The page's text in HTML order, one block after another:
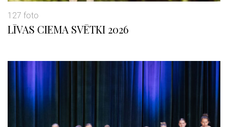
127 foto
LĪVAS CIEMA SVĒTKI 2026